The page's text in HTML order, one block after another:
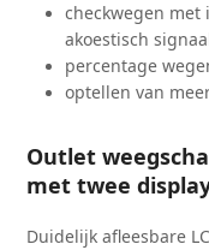
checkwegen
akoestisch
percentage
optellen van
Outlet
met twee
Duidelijk afleesbare